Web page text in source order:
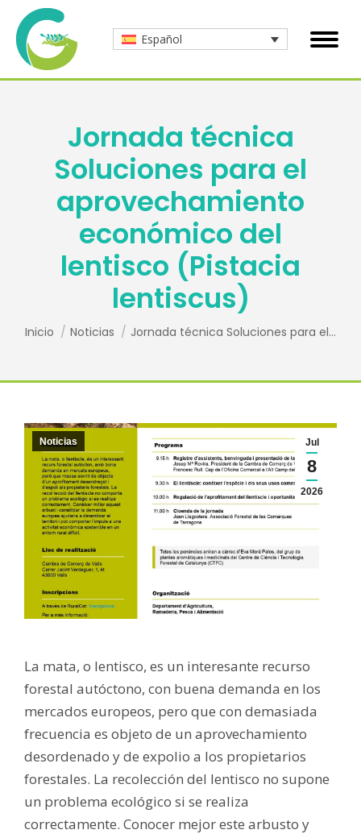
Español
Jornada técnica
Soluciones para el
aprovechamiento
económico del
lentisco (Pistacia
lentiscus)
Estás aquí:
Inicio Noticias Jornada técnica Soluciones para el…
Jul
8
2026
Noticias
La mata, o lentisco, es un interesante recurso
forestal autóctono, con buena demanda en los
mercados europeos, pero que con demasiada
frecuencia es objeto de un aprovechamiento
desordenado y de expolio a los propietarios
forestales. La recolección del lentisco no supone
un problema ecológico si se realiza
correctamente. Conocer mejor este arbusto y